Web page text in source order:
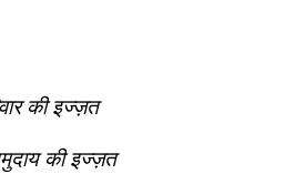
की इज्ज़त
की इज्ज़त